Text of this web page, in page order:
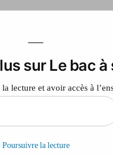
carte
sur Le bac à
lecture et avoir accès à
Poursuivre la lecture